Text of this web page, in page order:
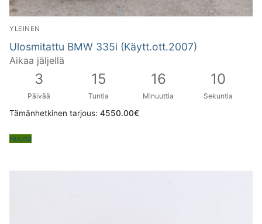
YLEINEN
Ulosmitattu BMW 335i (Käytt.ott.2007)
Aikaa jäljellä
3
Päivää
15
Tuntia
16
Minuuttia
9
Sekuntia
Tämänhetkinen tarjous: 4550.00€
Huuda